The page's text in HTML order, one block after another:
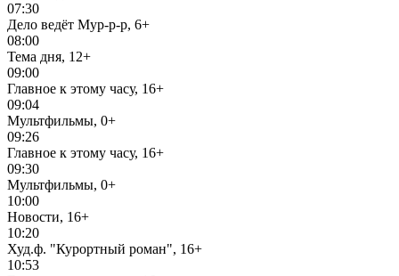
07:30
Дело ведёт Мур-р-р, 6+
08:00
Тема дня, 12+
09:00
Главное к этому часу, 16+
09:04
Мультфильмы, 0+
09:26
Главное к этому часу, 16+
09:30
Мультфильмы, 0+
10:00
Новости, 16+
10:20
Худ.ф. "Курортный роман", 16+
10:53